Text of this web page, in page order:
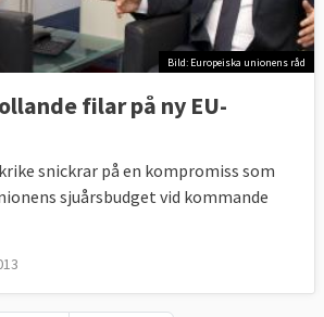
Bild: Europeiska unionens råd
filar på ny EU-
snickrar på en kompromiss som
sjuårsbudget vid kommande